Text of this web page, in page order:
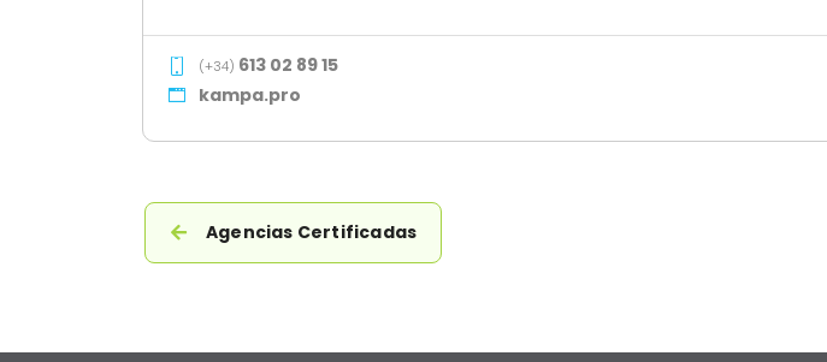
(+34) 613 02 89 15
kampa.pro
Agencias Certificadas